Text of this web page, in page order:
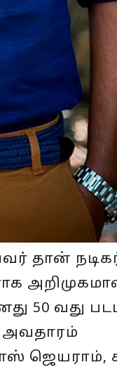
தான்
50 வது
அவதாரம்
ஜெயராம்,